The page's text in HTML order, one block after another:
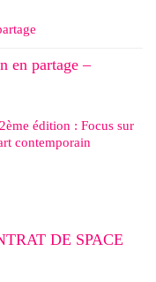
en partage –
édition : Focus sur
contemporain
DE SPACE